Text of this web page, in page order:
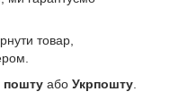
товар,
пошту або Укрпошту